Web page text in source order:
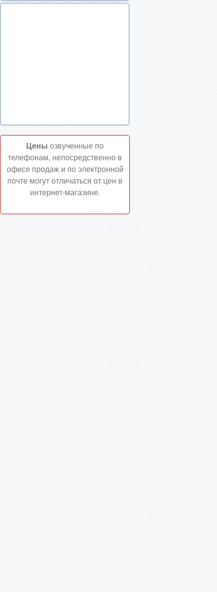
Цены озвученные по
телефонам, непосредственно в
офисе продаж и по электронной
почте могут отличаться от цен в
интернет-магазине.